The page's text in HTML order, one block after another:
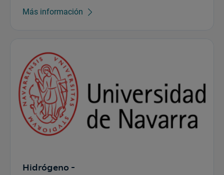
Más información
Hidrógeno -